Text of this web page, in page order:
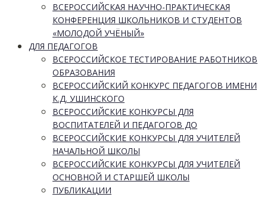
ВСЕРОССИЙСКАЯ НАУЧНО-ПРАКТИЧЕСКАЯ
КОНФЕРЕНЦИЯ ШКОЛЬНИКОВ И СТУДЕНТОВ
«МОЛОДОЙ УЧЁНЫЙ»
ДЛЯ ПЕДАГОГОВ
ВСЕРОССИЙСКОЕ ТЕСТИРОВАНИЕ РАБОТНИКОВ
ОБРАЗОВАНИЯ
ВСЕРОССИЙСКИЙ КОНКУРС ПЕДАГОГОВ ИМЕНИ
К.Д. УШИНСКОГО
ВСЕРОССИЙСКИЕ КОНКУРСЫ ДЛЯ
ВОСПИТАТЕЛЕЙ И ПЕДАГОГОВ ДО
ВСЕРОССИЙСКИЕ КОНКУРСЫ ДЛЯ УЧИТЕЛЕЙ
НАЧАЛЬНОЙ ШКОЛЫ
ВСЕРОССИЙСКИЕ КОНКУРСЫ ДЛЯ УЧИТЕЛЕЙ
ОСНОВНОЙ И СТАРШЕЙ ШКОЛЫ
ПУБЛИКАЦИИ